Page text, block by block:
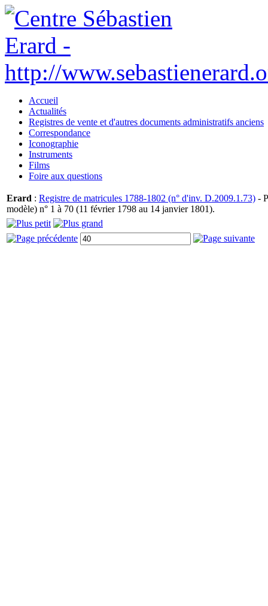
Accueil
Actualités
Registres de vente et d'autres documents administratifs anciens
Correspondance
Iconographie
Instruments
Films
Foire aux questions
Erard : Registre de matricules 1788-1802 (n° d'inv. D.2009.1.73) -
modèle) n° 1 à 70 (11 février 1798 au 14 janvier 1801).